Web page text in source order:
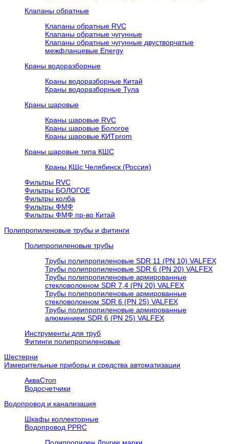
Клапаны обратные
Клапаны обратные RVC
Клапаны обратные чугунные
Клапаны обратные чугунные двустворчатые
межфланцевые Energy
Краны водоразборные
Краны водоразборные Китай
Краны водоразборные Тула
Краны шаровые
Краны шаровые RVC
Краны шаровые Бологое
Краны шаровые КИТprom
Краны шаровые типа КШС
Краны КШс Челябинск (Россия)
Фильтры RVC
Фильтры БОЛОГОЕ
Фильтры колба
Фильтры ФМФ
Фильтры ФМФ пр-во Китай
Полипропиленовые трубы и фитинги
Полипропиленовые трубы
Трубы полипропиленовые SDR 11 (PN 10) VALFEX
Трубы полипропиленовые SDR 6 (PN 20) VALFEX
Трубы полипропиленовые армированные
стекловолокном SDR 7,4 (PN 20) VALFEX
Трубы полипропиленовые армированные
стекловолокном SDR 6 (PN 25) VALFEX
Трубы полипропиленовые армированные
алюминием SDR 6 (PN 25) VALFEX
Инструменты для труб
Фитинги полипропиленовые
Шестерни
Измерительные приборы и средства автоматизации
АкваСтоп
Водосчетчики
Водопровод и канализация
Шкафы коллекторные
Водопровод PPRC